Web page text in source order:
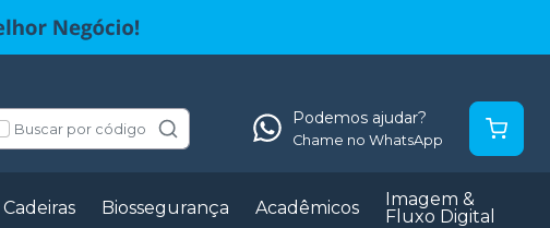
Buscar por código
Podemos ajudar?
Chame no WhatsApp
Cadeiras Biossegurança Acadêmicos
Imagem &
Fluxo Digital